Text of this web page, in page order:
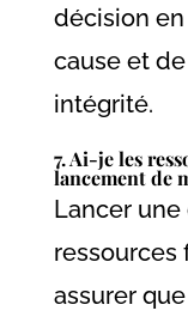
décision
cause et
intégrité.
7. Ai-je les
lancement de
Lancer
ressources
assurer que